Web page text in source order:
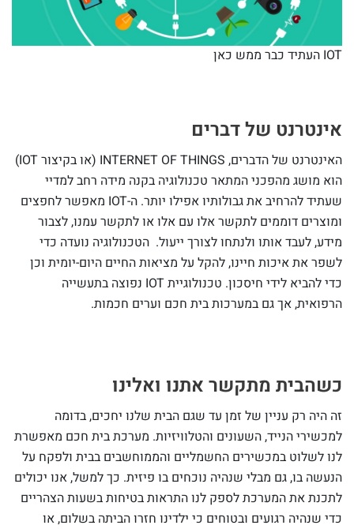
IOT העתיד כבר ממש כאן
אינטרנט של דברים
האינטרנט של הדברים, INTERNET OF THINGS (או בקיצור IOT)
הוא מושג מהפכני המתאר טכנולוגיה בקנה מידה רחב למדיי
שעתיד להרחיב את גבולותיו אפילו יותר. ה-IOT מאפשר לחפצים
ומוצרים דוממים לתקשר אלו עם אלו או לתקשר עמנו, לצבור
מידע, לעבד אותו ולנתחו לצורך ייעול. הטכנולוגיה נועדה כדי
לשפר את איכות חיינו, להקל על מציאות החיים היום-יומית וכן
כדי להביא לידי חיסכון. טכנולוגיית IOT נפוצה בתעשייה
הרפואית, אך גם במערכות בית חכם וערים חכמות.
כשהבית מתקשר אתנו ואלינו
זה היה רק עניין של זמן עד שגם הבית שלנו יחכים, בדומה
למכשירי הנייד, השעונים והטלוויזיות. מערכת בית חכם מאפשרת
לנו לשלוט במכשירים החשמליים והממוחשבים בבית ולפקח על
הנעשה בו, גם מבלי שנהיה נוכחים בו פיזית. כך למשל, אנו יכולים
לתכנת את המערכת לספק לנו התראות בטיחות בשעות הצהריים
כדי שנהיה רגועים ובטוחים כי ילדינו חזרו הביתה בשלום, או